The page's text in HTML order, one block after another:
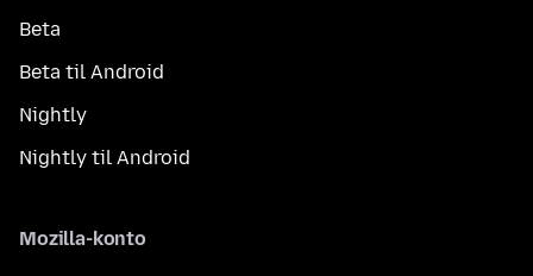
Beta
Beta til Android
Nightly
Nightly til Android
Mozilla-konto